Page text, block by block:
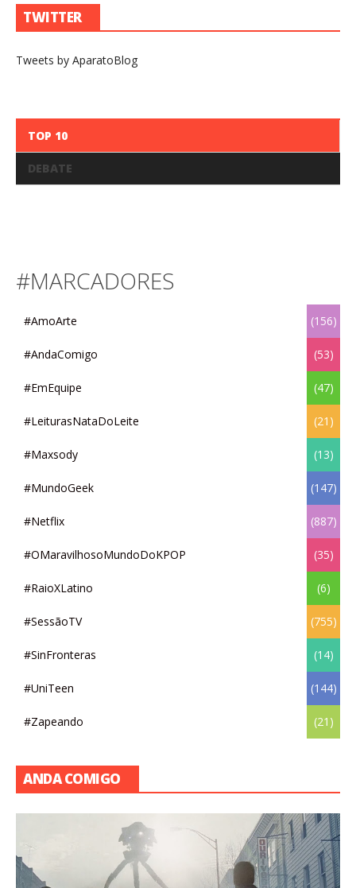
TWITTER
Tweets by AparatoBlog
TOP 10
DEBATE
#MARCADORES
#AmoArte (156)
#AndaComigo (53)
#EmEquipe (47)
#LeiturasNataDoLeite (21)
#Maxsody (13)
#MundoGeek (147)
#Netflix (887)
#OMaravilhosoMundoDoKPOP (35)
#RaioXLatino (6)
#SessãoTV (755)
#SinFronteras (14)
#UniTeen (144)
#Zapeando (21)
ANDA COMIGO